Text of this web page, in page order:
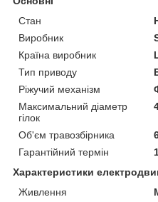
Стан
Виробник
Країна виробник
Тип приводу
Ріжучий механізм
Максимальний діаметр
гілок
Об'єм травозбірника
Гарантійний термін
Характеристики
Живлення